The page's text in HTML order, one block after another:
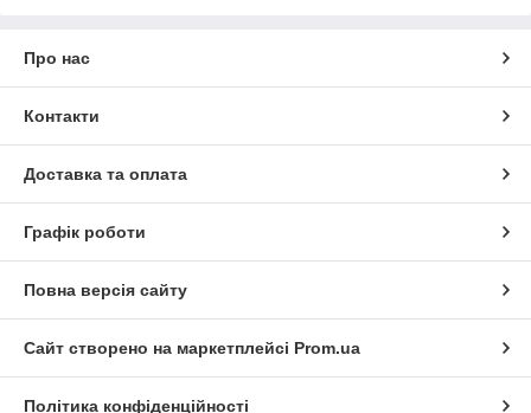
Про нас
Контакти
Доставка та оплата
Графік роботи
Повна версія сайту
Сайт створено на маркетплейсі Prom.ua
Політика конфіденційності